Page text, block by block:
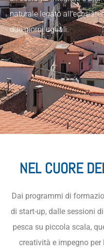
naturale legato
due giorni uguali.
NEL CUORE
Dai programmi di
di start-up, dalle sessioni
pesca su piccola scala,
creatività e impegno per